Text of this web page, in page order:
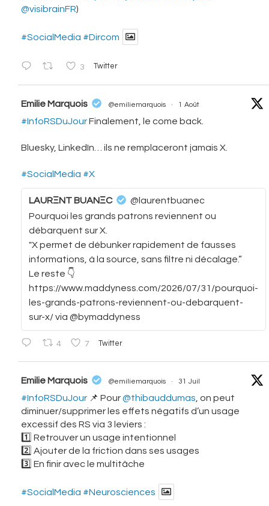
@visibrainFR)
#SocialMedia #Dircom
3 Twitter
Emilie Marquois @emiliemarquois · 1 Août
#InfoRSDuJourFinalement, le come back.
Bluesky, LinkedIn… ils ne remplaceront jamais X.
#SocialMedia #X
LAURΞNT BUANΞC
@laurentbuanec
Pourquoi les grands patrons reviennent ou
débarquent sur X.
"X permet de débunker rapidement de fausses
informations, à la source, sans filtre ni décalage.”
Le reste 👇
https://www.maddyness.com/2026/07/31/pourquoi-
les-grands-patrons-reviennent-ou-debarquent-
sur-x/ via @bymaddyness
4 7 Twitter
Emilie Marquois @emiliemarquois · 31 Juil
#InfoRSDuJour 📌 Pour@thibauddumas , on peut
diminuer/supprimer les effets négatifs d’un usage
excessif des RS via 3 leviers :
1️⃣ Retrouver un usage intentionnel
2️⃣ Ajouter de la friction dans ses usages
3️⃣ En finir avec le multitâche
#SocialMedia #Neurosciences